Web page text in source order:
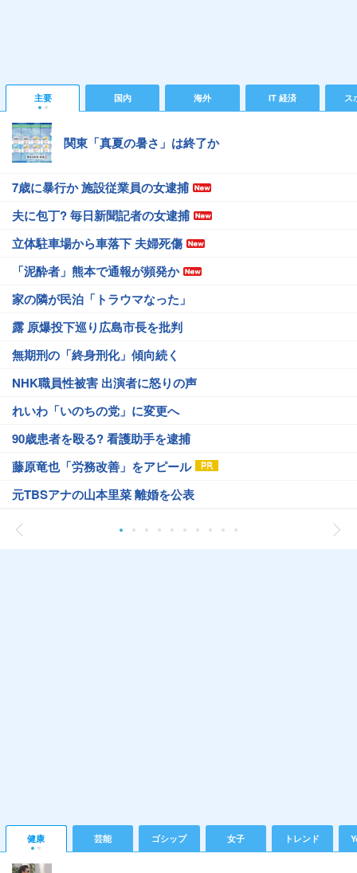
主要 国内 海外 IT 経済 ス
関東「真夏の暑さ」は終了か
7歳に暴行か 施設従業員の女逮捕
夫に包丁? 毎日新聞記者の女逮捕
立体駐車場から車落下 夫婦死傷
「泥酔者」熊本で通報が頻発か
家の隣が民泊「トラウマなった」
露 原爆投下巡り広島市長を批判
無期刑の「終身刑化」傾向続く
NHK職員性被害 出演者に怒りの声
れいわ「いのちの党」に変更へ
90歳患者を殴る? 看護助手を逮捕
藤原竜也「労務改善」をアピール
元TBSアナの山本里菜 離婚を公表
健康 芸能 ゴシップ 女子 トレンド